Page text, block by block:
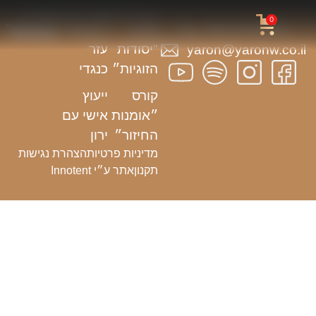
0
קורס
"יסודות
הזוגיות״
קורס
״אומנות
החיזור״
הרצאת
עזר
כנגדי
ייעוץ
אישי עם
ירון
באתר
מדיניות פרטיותהצהרת נגישות
תקנוןאתר ע״י Innotent
054-3703933
yaron@yaronw.co.il